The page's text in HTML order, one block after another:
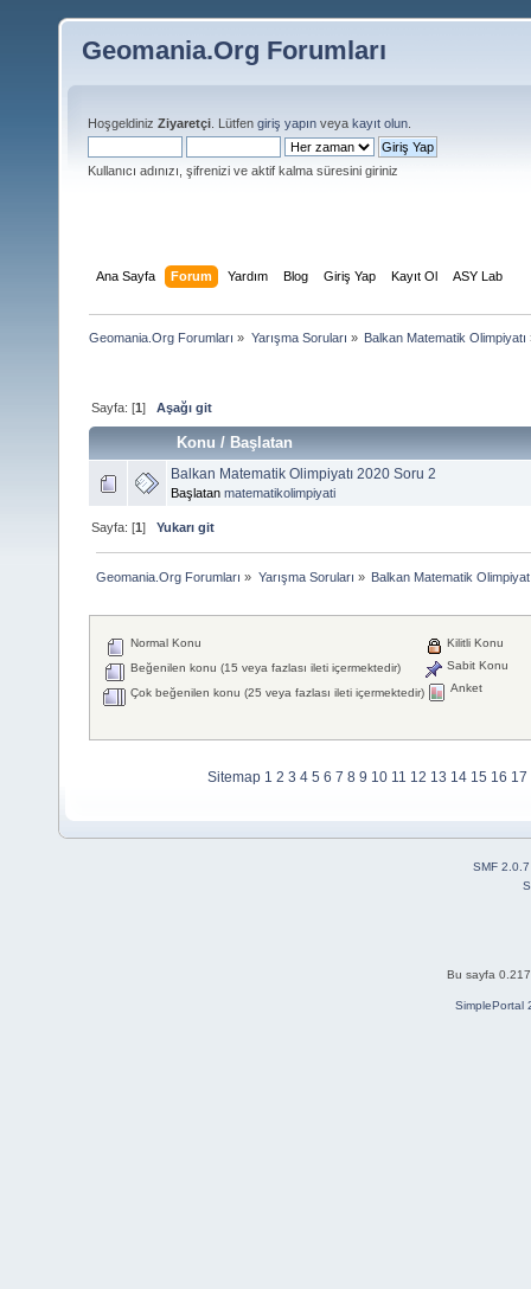
Geomania.Org Forumları
Hoşgeldiniz Ziyaretçi . Lütfen giriş yapın veya kayıt olun
Kullanıcı adınızı, şifrenizi ve aktif kalma süresini giriniz
Ana Sayfa Forum Yardım Blog Giriş Yap Kayıt Ol ASY Lab
Geomania.Org Forumları » Yarışma Soruları » Balkan Matematik Olimpiyatı
Sayfa: [1]Aşağı git
Konu /Başlatan
Balkan Matematik Olimpiyatı 2020 Soru 2
Başlatan matematikolimpiyati
Sayfa: [1]Yukarı git
Geomania.Org Forumları » Yarışma Soruları » Balkan Matematik
Normal Konu
Beğenilen konu (15 veya fazlası ileti içermektedir)
Çok beğenilen konu (25 veya fazlası ileti içermektedir)
Kilitli Konu
Sabit Konu
Anket
Sitemap 1 2 3 4 5 6 7 8 9 10 11 12 13 14 15 16 17
SMF 2.0.7
Bu sayfa
SimplePortal